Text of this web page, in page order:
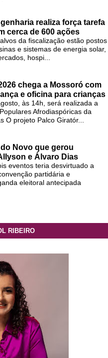
realiza força tarefa
cerca de 600 ações
da fiscalização estão postos
e sistemas de energia solar,
hospi...
chega a Mossoró com
e oficina para crianças
às 14h, será realizada a
Afrodiaspóricas da
O projeto Palco Giratór...
Novo que gerou
e Álvaro Dias
eventos teria desvirtuado a
partidária e
eleitoral antecipada
RIBEIRO